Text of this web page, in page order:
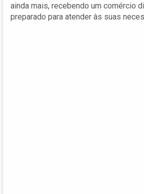
ainda mais, recebendo um comércio
preparado para atender às suas